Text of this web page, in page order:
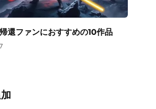
還ファンにおすすめの10作品